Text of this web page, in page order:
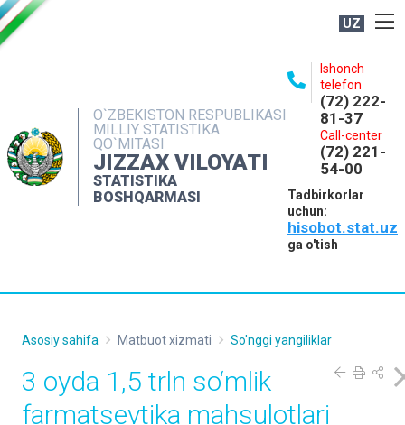
UZ
O`ZBEKISTON RESPUBLIKASI
MILLIY STATISTIKA
QO`MITASI
JIZZAX VILOYATI
STATISTIKA
BOSHQARMASI
Ishonch
telefon
(72) 222-
81-37
Call-center
(72) 221-
54-00
Tadbirkorlar
uchun:
hisobot.stat.uz
ga o'tish
NASHRLAR
INTERAKTIV XIZMATLAR
MATBUOT XIZMATI
Asosiy sahifa Matbuot xizmati So'nggi yangiliklar
3 oyda 1,5 trln so‘mlik
farmatsevtika mahsulotlari